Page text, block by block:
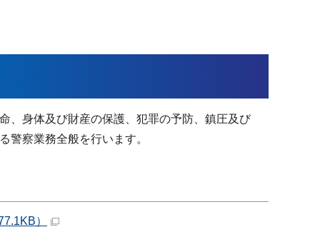
、身体及び財産の保護、犯罪の予防、鎮圧及び
警察業務全般を行います。
）